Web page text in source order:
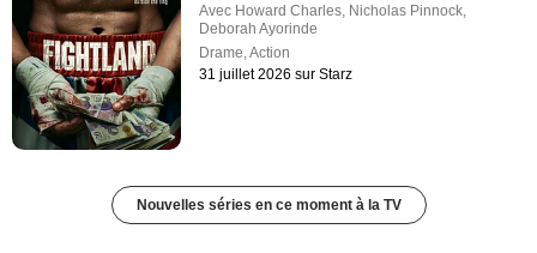
Avec Howard Charles, Nicholas Pinnock,
Deborah Ayorinde
Drame,Action
31 juillet 2026 sur Starz
Nouvelles séries en ce moment à la TV